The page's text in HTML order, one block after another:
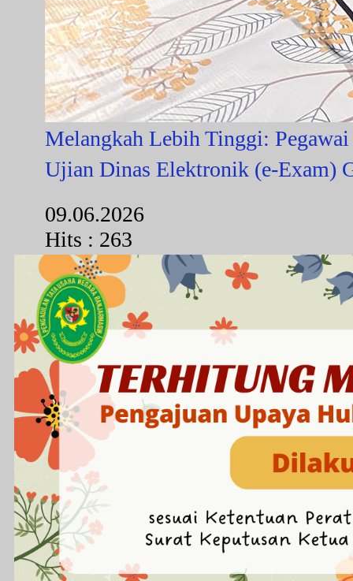
Melangkah Lebih Tinggi:
Ujian Dinas Elektronik (e-Exam)
09.06.2026
Hits : 263